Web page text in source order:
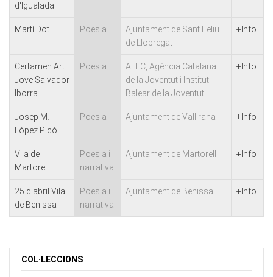
d'Igualada
Martí Dot Poesia
Ajuntament de Sant Feliu
de Llobregat
+Info
Certamen Art
Jove Salvador
Iborra
Poesia
AELC, Agència Catalana
de la Joventut i Institut
Balear de la Joventut
+Info
Josep M.
López Picó
Poesia Ajuntament de Vallirana +Info
Vila de
Martorell
Poesia i
narrativa
Ajuntament de Martorell +Info
25 d'abril Vila
de Benissa
Poesia i
narrativa
Ajuntament de Benissa +Info
COL·LECCIONS